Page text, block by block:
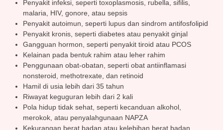
Penyakit infeksi, seperti toxoplasmosis, rubella, sifilis,
malaria, HIV, gonore, atau sepsis
Penyakit autoimun, seperti lupus dan sindrom antifosfolipid
Penyakit kronis, seperti diabetes atau penyakit ginjal
Gangguan hormon, seperti penyakit tiroid atau PCOS
Kelainan pada bentuk rahim atau leher rahim
Penggunaan obat-obatan, seperti obat antiinflamasi
nonsteroid, methotrexate, dan retinoid
Hamil di usia lebih dari 35 tahun
Riwayat keguguran lebih dari 2 kali
Pola hidup tidak sehat, seperti kecanduan alkohol,
merokok, atau penyalahgunaan NAPZA
Kekurangan berat badan atau kelebihan berat badan